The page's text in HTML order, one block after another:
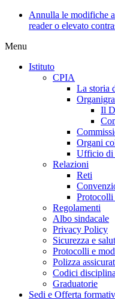
Annulla le modifiche
reader o elevato
Menu
Istituto
CPIA
La storia
Il
Organi
Ufficio di
Relazioni
Reti
Protocolli
Regolamenti
Albo sindacale
Privacy Policy
Sicurezza e
Protocolli e
Polizza
Codici
Graduatorie
Sedi e Offerta